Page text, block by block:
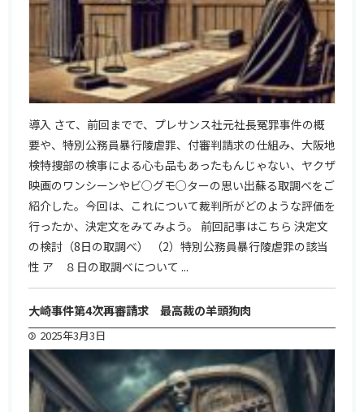
導入 さて、前回までで、プレサンス社元社長冤罪事件の概
要や、特別公務員暴行陵虐罪、付審判請求の仕組み、大阪地
検特捜部の検事による心も品もあったもんじゃない、ヤクザ
映画のワンシーンやビ○グモ○ターの思い出蘇る取調べをご
紹介した。今回は、これについて裁判所がどのような評価を
行ったか、決定文をみてみよう。 前回記事はこちら 決定文
の検討（8日の取調べ） （2）特別公務員暴行陵虐罪の該当
性 ア ８日の取調べについて ...
大崎事件第4次再審請求 最高裁の羊頭狗肉
2025年3月3日